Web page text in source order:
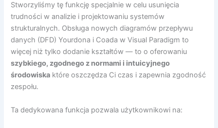
Stworzyliśmy tę funkcję specjalnie w celu usunięcia
trudności w analizie i projektowaniu systemów
strukturalnych. Obsługa nowych diagramów przepływu
danych (DFD) Yourdona i Coada w Visual Paradigm to
więcej niż tylko dodanie kształtów — to o oferowaniu
szybkiego, zgodnego z normami i intuicyjnego
środowiska które oszczędza Ci czas i zapewnia zgodność
zespołu.
Ta dedykowana funkcja pozwala użytkownikowi na: